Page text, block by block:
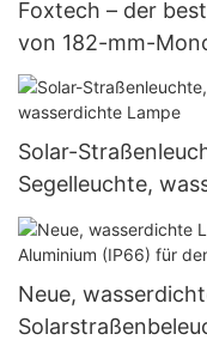
Foxtech – der
von 182-mm-
W, 360 W und 400
Solar-
Segelleuchte,
Neue,